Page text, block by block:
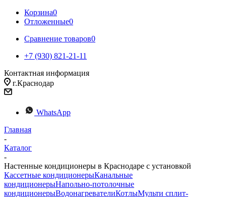
Корзина0
Отложенные0
Сравнение товаров0
+7 (930) 821-21-11
Контактная информация
г.Краснодар
WhatsApp
Главная
-
Каталог
-
Настенные кондиционеры в Краснодаре с установкой
Кассетные кондиционерыКанальные
кондиционерыНапольно-потолочные
кондиционерыВодонагревателиКотлыМульти сплит-